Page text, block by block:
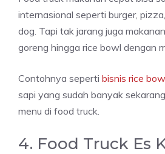
internasional seperti burger,
dog. Tapi tak jarang juga
goreng hingga rice bowl dengan
Contohnya seperti bisnis rice
sapi yang sudah banyak
menu di food truck.
4. Food Truck Es